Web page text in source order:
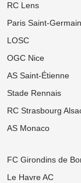
Mercato Lens :
OM - Bilbao :
toléré au
08/08 Ligue 1
absolue pour son
08/08 Ligue 1
Mercato Brest :
OM : « Pas
supporters
RC Lens
Paris Saint-Germain
LOSC
OGC Nice
AS Saint-Étienne
Stade Rennais
RC Strasbourg
AS Monaco
FC Girondins de
Le Havre AC